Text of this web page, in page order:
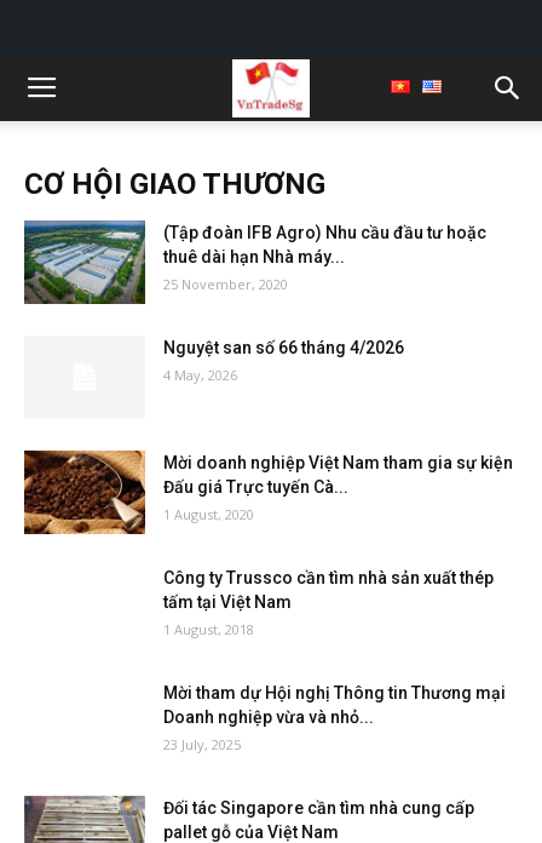
CƠ HỘI GIAO THƯƠNG
(Tập đoàn IFB Agro) Nhu cầu đầu tư hoặc
thuê dài hạn Nhà máy...
25 November, 2020
Nguyệt san số 66 tháng 4/2026
4 May, 2026
Mời doanh nghiệp Việt Nam tham gia sự kiện
Đấu giá Trực tuyến Cà...
1 August, 2020
Công ty Trussco cần tìm nhà sản xuất thép
tấm tại Việt Nam
1 August, 2018
Mời tham dự Hội nghị Thông tin Thương mại
Doanh nghiệp vừa và nhỏ...
23 July, 2025
Đối tác Singapore cần tìm nhà cung cấp
pallet gỗ của Việt Nam